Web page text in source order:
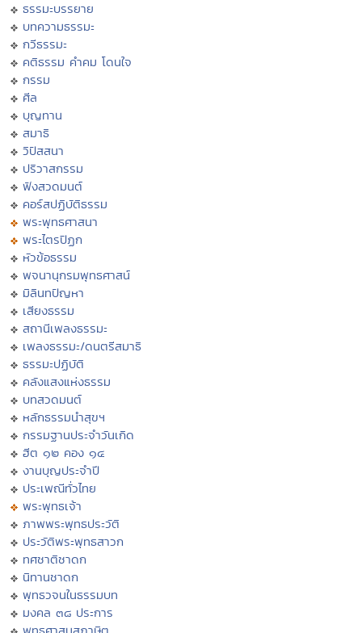
ธรรมะบรรยาย
บทความธรรมะ
กวีธรรมะ
คติธรรม คำคม โดนใจ
กรรม
ศีล
บุญทาน
สมาธิ
วิปัสสนา
ปริวาสกรรม
ฟังสวดมนต์
คอร์สปฏิบัติธรรม
พระพุทธศาสนา
พระไตรปิฏก
หัวข้อธรรม
พจนานุกรมพุทธศาสน์
มิลินทปัญหา
เสียงธรรม
สถานีเพลงธรรมะ
เพลงธรรมะ/ดนตรีสมาธิ
ธรรมะปฏิบัติ
คลังแสงแห่งธรรม
บทสวดมนต์
หลักธรรมนำสุขฯ
กรรมฐานประจำวันเกิด
ฮีต ๑๒ คอง ๑๔
งานบุญประจำปี
ประเพณีทั่วไทย
พระพุทธเจ้า
ภาพพระพุทธประวัติ
ประวัติพระพุทธสาวก
ทศชาติชาดก
นิทานชาดก
พุทธวจนในธรรมบท
มงคล ๓๘ ประการ